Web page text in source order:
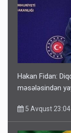
Hakan Fidan:
məsələsindən
5 Avqust 23:04